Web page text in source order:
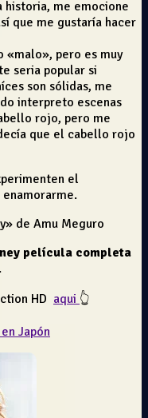
historia, me emocione
que me gustaría hacer
«malo», pero es muy
seria popular si
son sólidas, me
interpreto escenas
rojo, pero me
que el cabello rojo
el
de Amu Meguro
película completa
HD aqui 👆
Japón